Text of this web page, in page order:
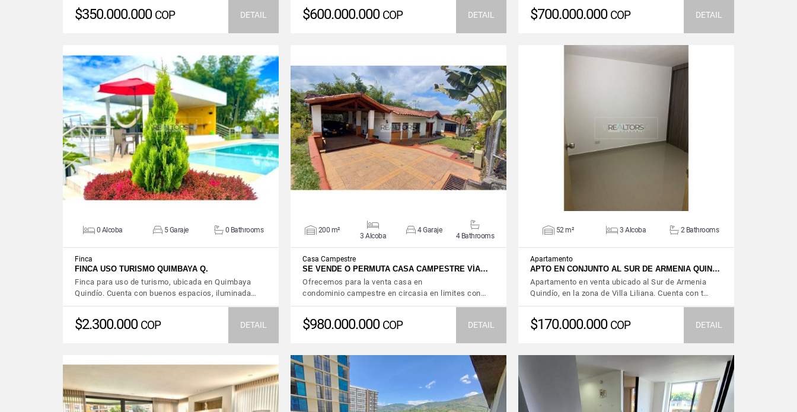
$350.000.000 COP DETAIL $600.000.000 COP DETAIL $700.000.000 COP DETAIL
VIEW DETAILS
0 Alcoba 5 Garaje 0 Bathrooms
Finca
FINCA USO TURISMO QUIMBAYA Q.
Finca para uso de turismo, ubicada en Quimbaya
Quindío. Cuenta con buenos espacios, iluminada…
$2.300.000 COP DETAIL
VIEW DETAILS
200 m²
3 Alcoba
4 Garaje
4 Bathrooms
Casa Campestre
SE VENDE O PERMUTA CASA CAMPESTRE VÍA…
Ofrecemos para la venta casa en
condominio campestre en circasia en limites con…
$980.000.000 COP DETAIL
VIEW DETAILS
52 m² 3 Alcoba 2 Bathrooms
Apartamento
APTO EN CONJUNTO AL SUR DE ARMENIA QUIN…
Apartamento en venta ubicado al Sur de Armenia
Quindío, en la zona de Villa Liliana. Cuenta con t…
$170.000.000 COP DETAIL